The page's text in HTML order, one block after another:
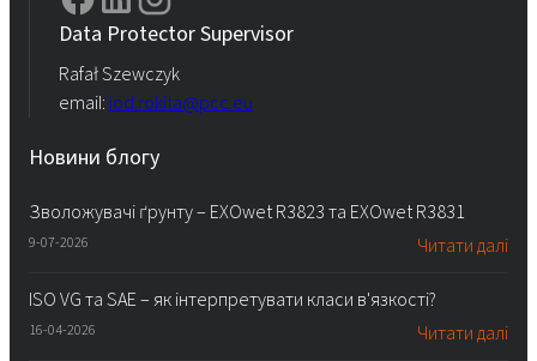
Data Protector Supervisor
Rafał Szewczyk
email: iod.rokita@pcc.eu
Новини блогу
Зволожувачі ґрунту – EXOwet R3823 та EXOwet R3831
9-07-2026 Читати далі
ISO VG та SAE – як інтерпретувати класи в'язкості?
16-04-2026 Читати далі